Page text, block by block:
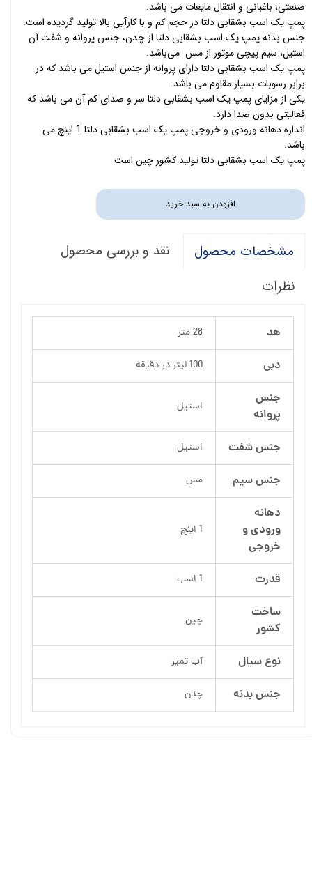
صنعتی، باغبانی و انتقال مایعات می باشد.
پمپ یک اسب بشقابی دلتا در حجم کم و با کار‌آیی بالا تولید گردیده است.
جنس بدنه پمپ یک اسب بشقابی دلتا از چدن، جنس پروانه و شفت آن
استیل، سیم پیچی موتور از مس می‌باشد.
پمپ یک اسب بشقابی دلتا دارای پروانه از جنس استیل می باشد که در
برابر رسوبات بسیار مقاوم می باشد.
یکی از مزایای پمپ یک اسب بشقابی دلتا سر و صدای کم آن می باشد که
فعالیتی بدون صدا دارد.
اندازه دهانه ورودی و خروجی پمپ یک اسب بشقابی دلتا 1 اینچ می
باشد.
پمپ یک اسب بشقابی دلتا تولید کشور چین است
افزودن به سبد خرید
مشخصات محصول
نقد و بررسی محصول
نظرات
هد 28 متر
دبی 100 لیتر در دقیقه
جنس
پروانه
استیل
جنس شفت استیل
جنس سیم مس
دهانه
ورودی و
خروجی
1 اینچ
قدرت 1 اسب
ساخت
کشور
چین
نوع سیال آب تمیز
جنس بدنه چدن